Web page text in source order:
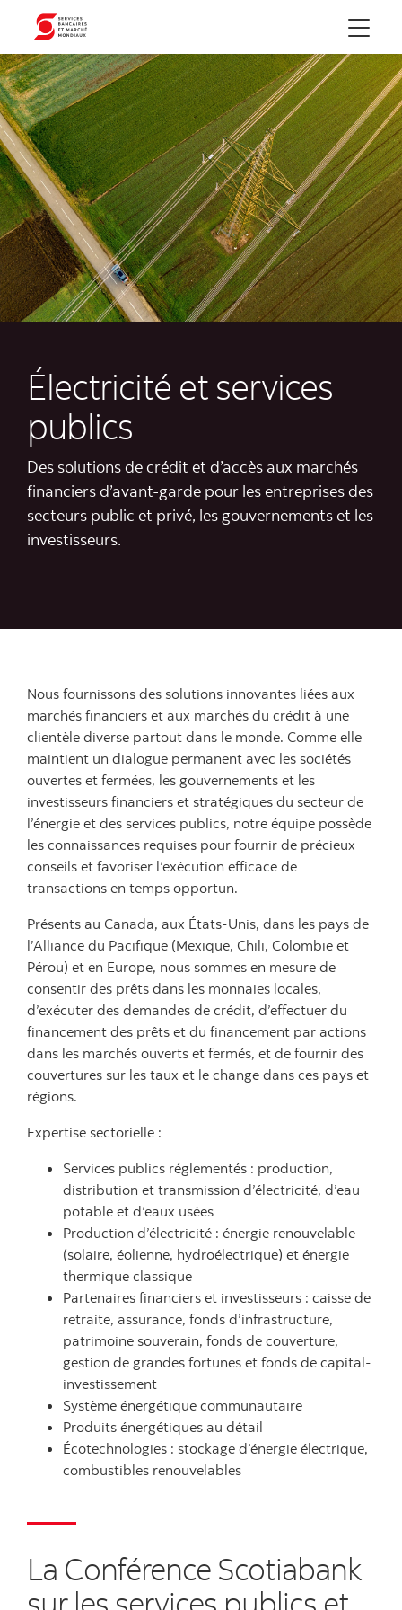
Menu
Électricité et services
publics
Des solutions de crédit et d’accès aux marchés
financiers d’avant-garde pour les entreprises des
secteurs public et privé, les gouvernements et les
investisseurs.
Nous fournissons des solutions innovantes liées aux
marchés financiers et aux marchés du crédit à une
clientèle diverse partout dans le monde. Comme elle
maintient un dialogue permanent avec les sociétés
ouvertes et fermées, les gouvernements et les
investisseurs financiers et stratégiques du secteur de
l’énergie et des services publics, notre équipe possède
les connaissances requises pour fournir de précieux
conseils et favoriser l’exécution efficace de
transactions en temps opportun.
Présents au Canada, aux États-Unis, dans les pays de
l’Alliance du Pacifique (Mexique, Chili, Colombie et
Pérou) et en Europe, nous sommes en mesure de
consentir des prêts dans les monnaies locales,
d’exécuter des demandes de crédit, d’effectuer du
financement des prêts et du financement par actions
dans les marchés ouverts et fermés, et de fournir des
couvertures sur les taux et le change dans ces pays et
régions.
Expertise sectorielle :
Services publics réglementés : production,
distribution et transmission d’électricité, d’eau
potable et d’eaux usées
Production d’électricité : énergie renouvelable
(solaire, éolienne, hydroélectrique) et énergie
thermique classique
Partenaires financiers et investisseurs : caisse de
retraite, assurance, fonds d’infrastructure,
patrimoine souverain, fonds de couverture,
gestion de grandes fortunes et fonds de capital-
investissement
Système énergétique communautaire
Produits énergétiques au détail
Écotechnologies : stockage d’énergie électrique,
combustibles renouvelables
La Conférence Scotiabank